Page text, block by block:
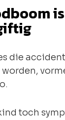
is
die
toch